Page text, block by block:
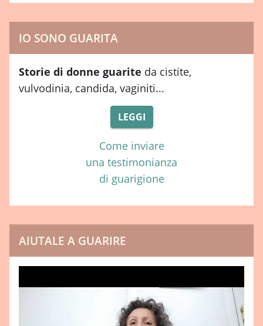
IO SONO GUARITA
Storie di donne guarite da cistite,
vulvodinia, candida, vaginiti...
LEGGI
Come inviare
una testimonianza
di guarigione
AIUTALE A GUARIRE